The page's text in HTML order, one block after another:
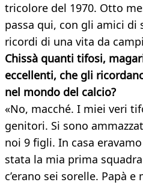
tricolore del 1970. Otto
passa qui, con gli amici di
ricordi di una vita da
Chissà quanti tifosi,
eccellenti, che gli
nel mondo del calcio?
«No, macché. I miei veri
genitori. Si sono
noi 9 figli. In casa
stata la mia prima
c’erano sei sorelle. Papà